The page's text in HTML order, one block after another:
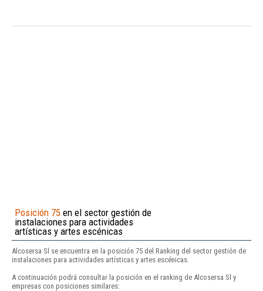
Posición 75 en el sector gestión de
instalaciones para actividades
artísticas y artes escénicas
Alcosersa Sl se encuentra en la posición 75 del Ranking del sector gestión de
instalaciones para actividades artísticas y artes escénicas.
A continuación podrá consultar la posición en el ranking de Alcosersa Sl y
empresas con posiciones similares: